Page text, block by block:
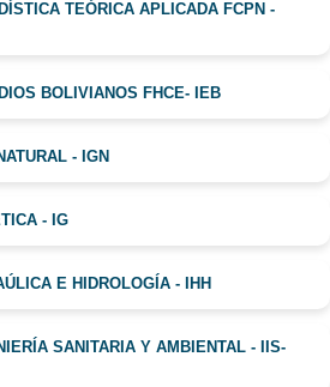
TEÓRICA APLICADA FCPN -
BOLIVIANOS FHCE- IEB
- IGN
- IG
E HIDROLOGÍA - IHH
SANITARIA Y AMBIENTAL - IIS-